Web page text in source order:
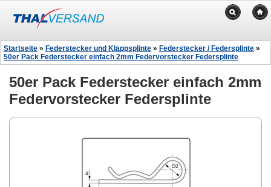
Startseite » Federstecker und Klappsplinte » Federstecker / Federsplinte »
50er Pack Federstecker einfach 2mm Federvorstecker Federsplinte
50er Pack Federstecker einfach 2mm
Federvorstecker Federsplinte